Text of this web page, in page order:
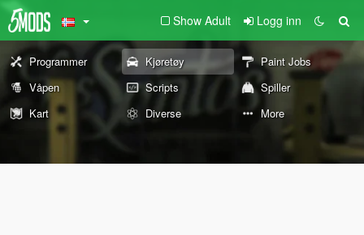
Show Adult Logg inn
Programmer Kjøretøy
Paint Jobs
Våpen
Scripts
Spiller
Kart
Diverse More